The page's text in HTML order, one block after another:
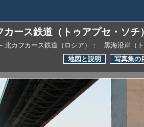
カース鉄道（トゥアプセ・ソチ
北カフカース鉄道（ロシア）： 黒海沿岸（
地図と説明
写真集の